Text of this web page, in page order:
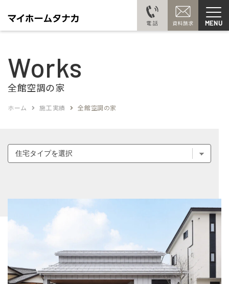
MENU
Works
全館空調の家
ホーム 施工実績 全館空調の家